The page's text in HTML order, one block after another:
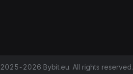
2026 Bybit.eu. All rights reserved.